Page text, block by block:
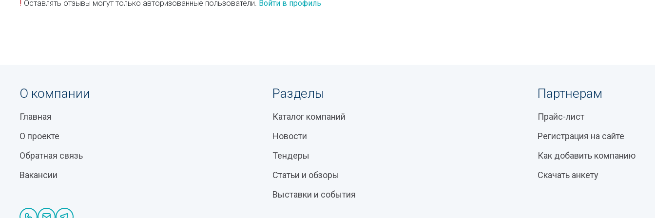
! Оставлять отзывы могут только авторизованные пользователи. Войти в профиль
О компании
Главная
О проекте
Обратная связь
Вакансии
Разделы
Каталог компаний
Новости
Тендеры
Статьи и обзоры
Выставки и события
Партнерам
Прайс-лист
Регистрация на сайте
Как добавить компанию
Скачать анкету